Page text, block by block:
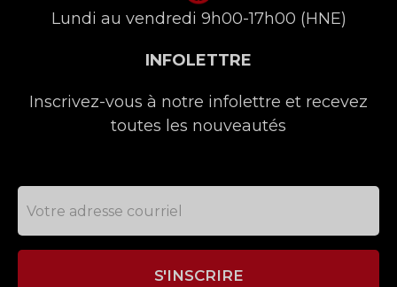
Lundi au vendredi 9h00-17h00 (HNE)
INFOLETTRE
Inscrivez-vous à notre infolettre et recevez
toutes les nouveautés